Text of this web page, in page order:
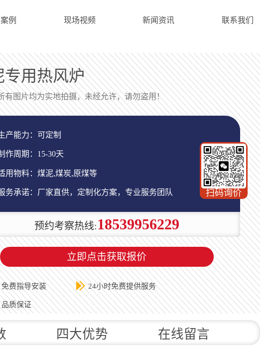
例 现场视频 新闻资讯 联系我们
专用热风炉
有图片均为实地拍摄，未经允许，请勿盗用！
产能力：可定制
作周期：15-30天
用物料：煤泥,煤炭,原煤等
务承诺：厂家直供，定制化方案，专业服务团队 扫码询价
预约考察热线:18539956229
立即点击获取报价
免费指导安装 24小时免费提供服务
品质保证
四大优势 在线留言